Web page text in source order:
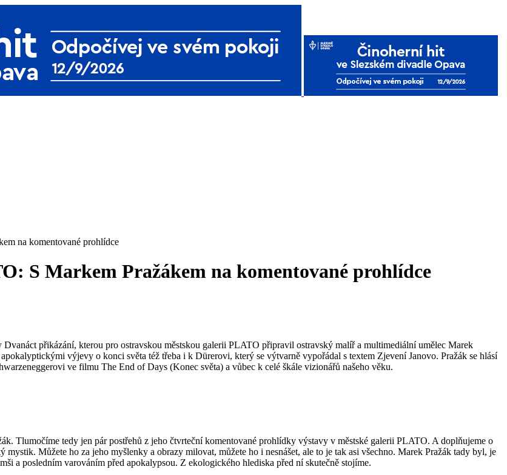
na komentované prohlídce
S Markem Pražákem na komentované prohlídce
přikázání, kterou pro ostravskou městskou galerii PLATO připravil ostravský malíř a multimediální umělec Marek
výjevy o konci světa též třeba i k Dürerovi, který se výtvarně vypořádal s textem Zjevení Janovo. Pražák se hlásí
ve filmu The End of Days (Konec světa) a vůbec k celé škále vizionářů našeho věku.
Tlumočíme tedy jen pár postřehů z jeho čtvrteční komentované prohlídky výstavy v městské galerii PLATO. A doplňujeme o
Můžete ho za jeho myšlenky a obrazy milovat, můžete ho i nesnášet, ale to je tak asi všechno. Marek Pražák tady byl, je
a posledním varováním před apokalypsou. Z ekologického hlediska před ní skutečně stojíme.